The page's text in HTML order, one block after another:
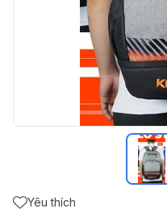
Yêu thích